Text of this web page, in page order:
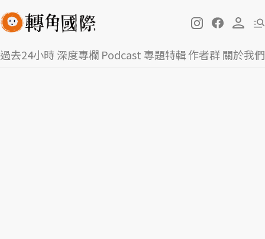
過去24小時深度專欄 Podcast 專題特輯作者群關於我們